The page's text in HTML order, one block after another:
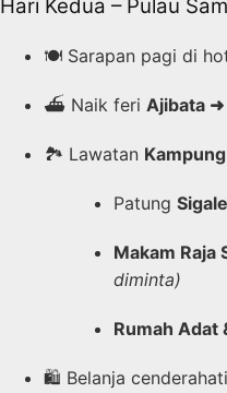
Hari Kedua – Pulau
🍽️ Sarapan pagi di
⛴️ Naik feri Ajibata ➜
🏞️ Lawatan
Patung
Makam Raja
diminta)
Rumah Adat
🛍️ Belanja